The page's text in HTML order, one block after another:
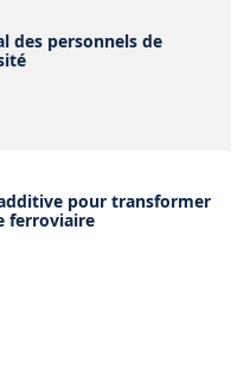
des personnels de
pour transformer
ferroviaire